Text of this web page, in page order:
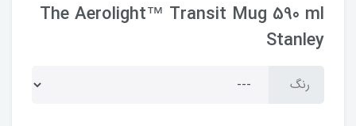
The Aerolight™ Transit Mug 590 ml
Stanley
رنگ